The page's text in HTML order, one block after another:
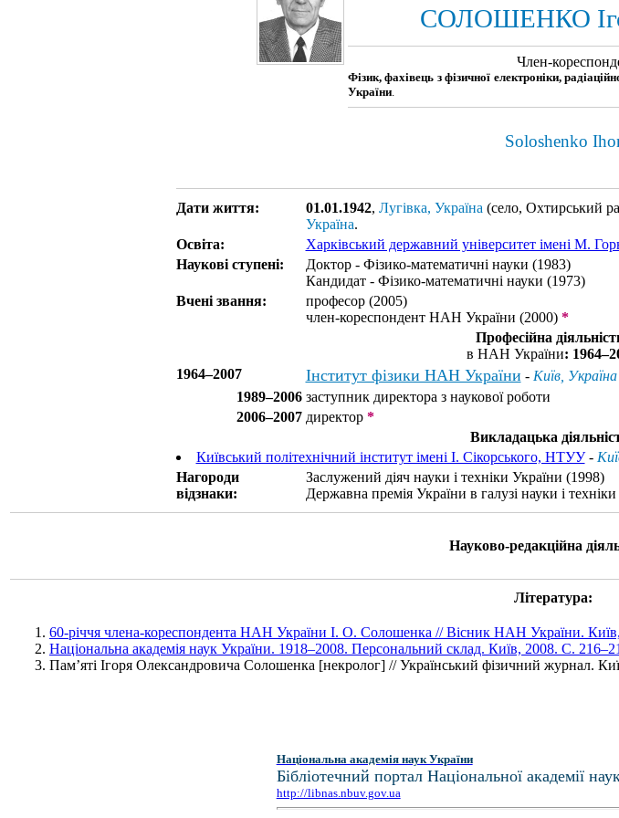
СОЛОШЕНКО
Член-
Фізик, фахівець з фізичної електроніки,
України
Soloshenko
Дати життя: 01.01.1942, Лугівка, Україна (село, Охтирський
Україна.
Освіта:
Харківський державний університет імені М.
Наукові ступені:
Доктор - Фізико-математичні науки (1983)
Кандидат - Фізико-математичні науки (1973)
Вчені звання:
професор (2005)
член-кореспондент НАН України (2000)*
Професійна
в НАН України:
1964–2007
Інститут фізики НАН України - Київ, Україна
1989–2006 заступник директора з наукової роботи
2006–2007 директор*
Викладацька
Київський політехнічний інститут імені І. Сікорського, НТУУ-
Нагороди
відзнаки:
Заслужений діяч науки і техніки України (1998)
Державна премія України в галузі науки і
Науково-редакційна
Література:
60-річчя члена-кореспондента НАН України І. О. Солошенка // Вісник НАН України.
Національна академія наук України. 1918–2008. Персональний склад. Київ, 2008. С.
Пам’яті Ігоря Олександровича Солошенка [некролог] // Український фізичний журнал.
Національна академія наук України
Бібліотечний портал Національної академії
http://libnas.nbuv.gov.ua